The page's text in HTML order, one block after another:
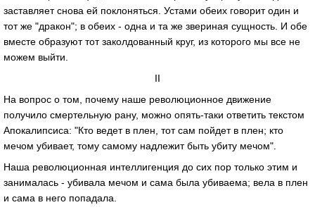
заставляет снова ей поклоняться. Устами обеих говорит один и
тот же "дракон"; в обеих - одна и та же звериная сущность. И обе
вместе образуют тот заколдованный круг, из которого мы все не
можем выйти.
II
На вопрос о том, почему наше революционное движение
получило смертельную рану, можно опять-таки ответить текстом
Апокалипсиса: "Кто ведет в плен, тот сам пойдет в плен; кто
мечом убивает, тому самому надлежит быть убиту мечом".
Наша революционная интеллигенция до сих пор только этим и
занималась - убивала мечом и сама была убиваема; вела в плен
и сама в него попадала.